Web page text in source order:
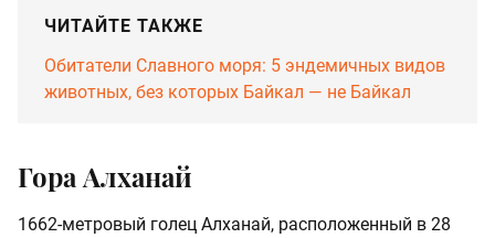
ЧИТАЙТЕ ТАКЖЕ
Обитатели Славного моря: 5 эндемичных видов
животных, без которых Байкал — не Байкал
Гора Алханай
1662-метровый голец Алханай, расположенный в 28